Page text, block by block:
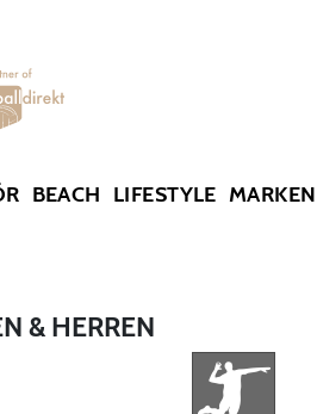
BEACH LIFESTYLE MARKEN
& HERREN